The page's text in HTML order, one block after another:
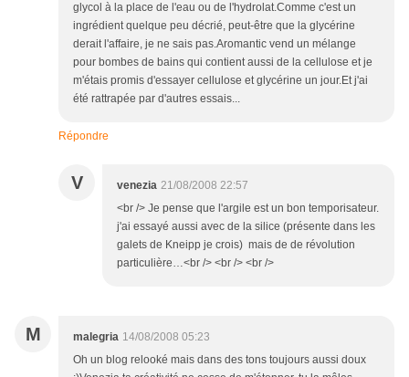
glycol à la place de l'eau ou de l'hydrolat.Comme c'est un
ingrédient quelque peu décrié, peut-être que la glycérine
derait l'affaire, je ne sais pas.Aromantic vend un mélange
pour bombes de bains qui contient aussi de la cellulose et je
m'étais promis d'essayer cellulose et glycérine un jour.Et j'ai
été rattrapée par d'autres essais...
Répondre
V venezia 21/08/2008 22:57
<br /> Je pense que l'argile est un bon temporisateur.
j'ai essayé aussi avec de la silice (présente dans les
galets de Kneipp je crois) mais de de révolution
particulière…<br /> <br /> <br />
M malegria 14/08/2008 05:23
Oh un blog relooké mais dans des tons toujours aussi doux